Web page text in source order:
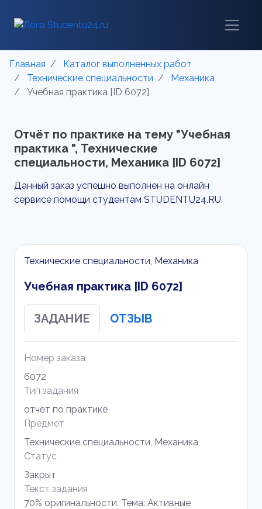
Главная
Каталог выполненных работ
Технические специальности
Механика
Учебная практика [ID 6072]
Отчёт по практике на тему "Учебная
практика ", Технические
специальности, Механика [ID 6072]
Данный заказ успешно выполнен на онлайн
сервисе помощи студентам STUDENTU24.RU.
Технические специальности, Механика
Учебная практика [ID 6072]
ЗАДАНИЕ ОТЗЫВ
Номер заказа
6072
Тип задания
отчёт по практике
Предмет
Технические специальности, Механика
Статус
Закрыт
Текст задания
70% оригинальности. Тема: Активные